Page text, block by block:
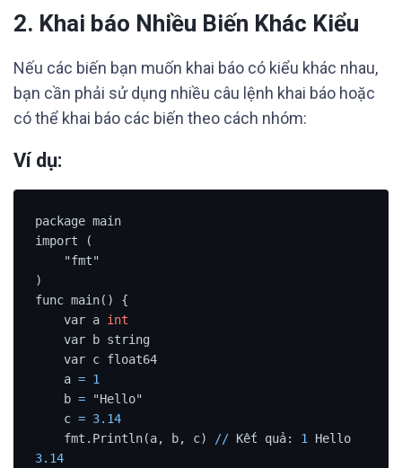
2. Khai báo Nhiều Biến Khác Kiểu
Nếu các biến bạn muốn khai báo có kiểu khác nhau,
bạn cần phải sử dụng nhiều câu lệnh khai báo hoặc
có thể khai báo các biến theo cách nhóm:
Ví dụ:
package main
import (
)
func main() {
    var a
int
    a
= 1
    b
= "Hello"
    c
= 3.14
    fmt.Println(a, b, c)
// Kết quả: 1
Hello
3.14